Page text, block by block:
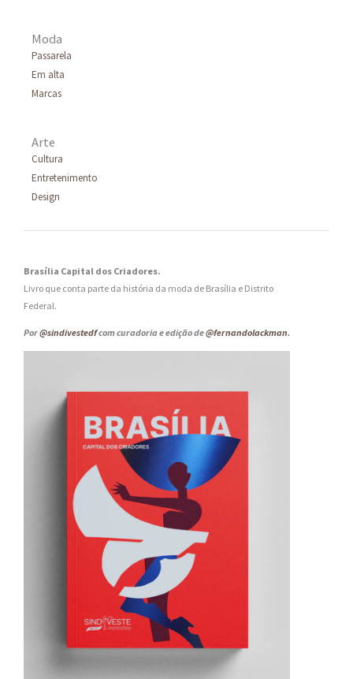
Moda
Passarela
Em alta
Marcas
Arte
Cultura
Entretenimento
Design
Brasília Capital dos Criadores.
Livro que conta parte da história da moda de Brasília e Distrito
Federal.
Por@sindivestedfcom curadoria e edição de@fernandolackman.